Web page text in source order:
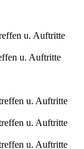
u. Auftritte
u. Auftritte
u. Auftritte
u. Auftritte
u. Auftritte